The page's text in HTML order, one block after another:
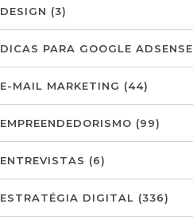
DESIGN (3)
DICAS PARA GOOGLE ADSENSE
E-MAIL MARKETING (44)
EMPREENDEDORISMO (99)
ENTREVISTAS (6)
ESTRATÉGIA DIGITAL (336)